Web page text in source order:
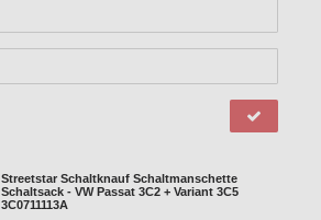
Streetstar Schaltknauf Schaltmanschette
Schaltsack - VW Passat 3C2 + Variant 3C5
3C0711113A